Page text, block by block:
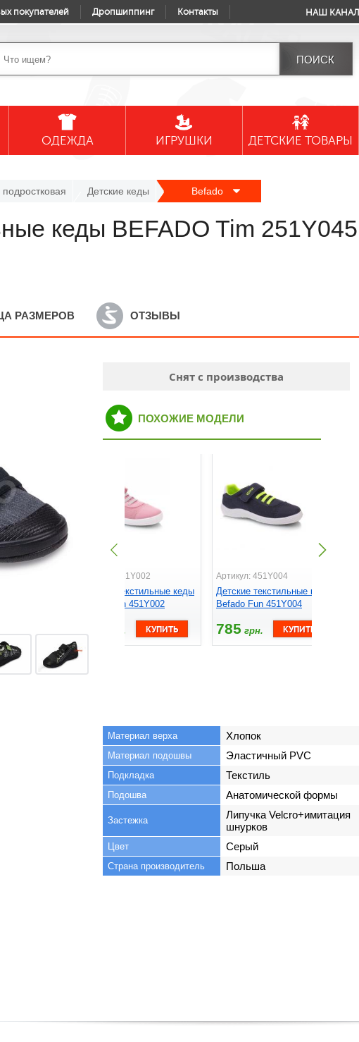
покупателей Дропшиппинг Контакты НАШ КАНАЛ
ОДЕЖДА ИГРУШКИ ДЕТСКИЕ ТОВАРЫ
Детские кеды Befado
кеды BEFADO Tim 251Y045
РАЗМЕРОВ ОТЗЫВЫ
Снят с производства
ПОХОЖИЕ МОДЕЛИ
Артикул: 451Y002
Детские текстильные кеды
Befado Fun 451Y002
грн.
Артикул: 451Y004
Детские текстильные кеды
Befado Fun 451Y004
785 грн.
Материал верха Хлопок
Материал подошвы Эластичный PVC
Подкладка Текстиль
Подошва Анатомической формы
Застежка
Липучка Velcro+имитация
шнурков
Цвет Серый
Страна производитель Польша